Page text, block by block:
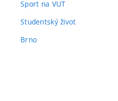
Sport na VUT
Studentský život
Brno